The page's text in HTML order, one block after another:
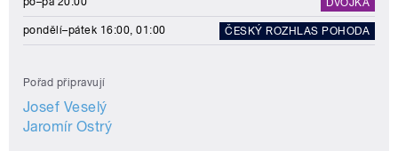
DVOJKA
pondělí–pátek 16:00, 01:00 ČESKÝ ROZHLAS POHODA
Pořad připravují
Josef Veselý
Jaromír Ostrý